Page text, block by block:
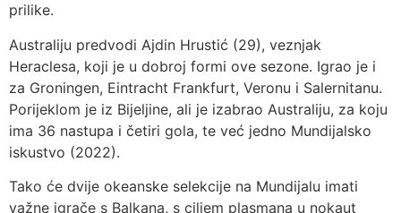
prilike.
Australiju predvodi Ajdin Hrustić (29), veznjak
Heraclesa, koji je u dobroj formi ove sezone. Igrao je i
za Groningen, Eintracht Frankfurt, Veronu i Salernitanu.
Porijeklom je iz Bijeljine, ali je izabrao Australiju, za koju
ima 36 nastupa i četiri gola, te već jedno Mundijalsko
iskustvo (2022).
Tako će dvije okeanske selekcije na Mundijalu imati
važne igrače s Balkana, s ciljem plasmana u nokaut